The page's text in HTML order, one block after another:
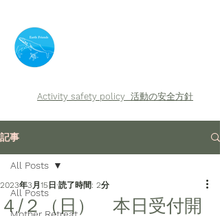
Activity safety policy 活動の安全方針
記事
All Posts
All Posts
４/２（日） 本日受付開
2023年3月15日 読了時間: 2分